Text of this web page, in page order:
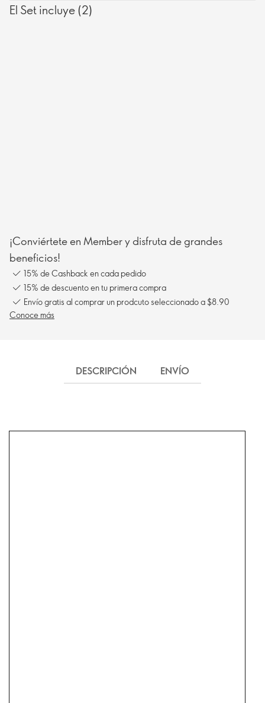
El Set incluye (2)
¡Conviértete en Member y disfruta de grandes
beneficios!
15% de Cashback en cada pedido
15% de descuento en tu primera compra
Envío gratis al comprar un prodcuto seleccionado a $8.90
Conoce más
DESCRIPCIÓN ENVÍO